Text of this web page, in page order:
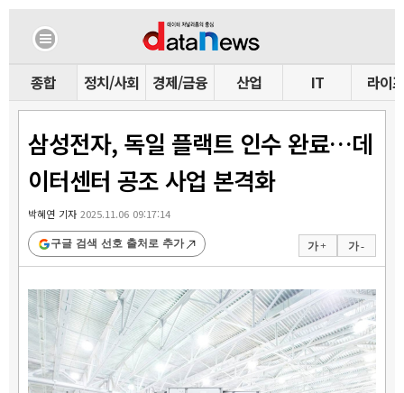
종합 정치/사회 경제/금융 산업 IT 라이프
삼성전자, 독일 플랙트 인수 완료…데
이터센터 공조 사업 본격화
박혜연 기자2025.11.06 09:17:14
가 + 가 -
구글 검색 선호 출처로 추가